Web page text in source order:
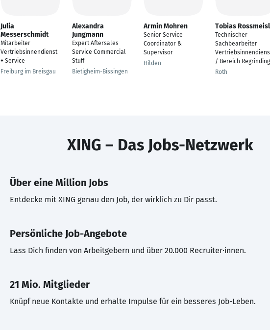
Julia
Messerschmidt
Mitarbeiter
Vertriebsinnendienst
+ Service
Freiburg im Breisgau
Alexandra
Jungmann
Expert Aftersales
Service Commercial
Stuff
Bietigheim-Bissingen
Armin Mohren
Senior Service
Coordinator &
Supervisor
Hilden
Tobias Rossmeisl
Technischer
Sachbearbeiter
/ Bereich Regrinding
Roth
XING – Das Jobs-Netzwerk
Über eine Million Jobs
Entdecke mit XING genau den Job, der wirklich zu Dir passt.
Persönliche Job-Angebote
Lass Dich finden von Arbeitgebern und über 20.000 Recruiter·innen.
21 Mio. Mitglieder
Knüpf neue Kontakte und erhalte Impulse für ein besseres Job-Leben.